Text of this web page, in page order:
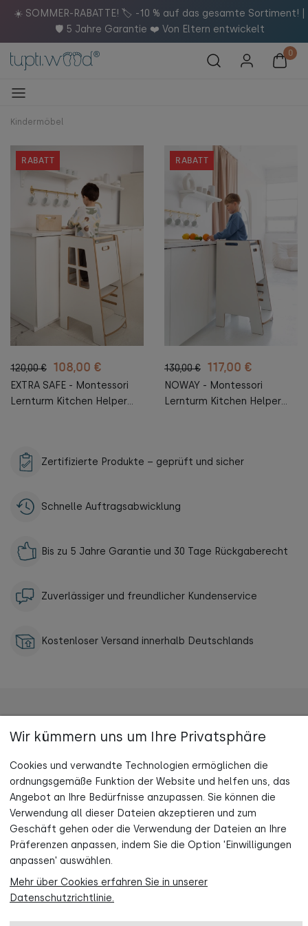
☀️ SOMMER-RABATTE! 🏷️ -10 % auf das gesamte Sortiment! |
🛡️ 5 Jahre Garantie ❤️ Von Eltern entwickelt
Kindermöbel
RABATT
120,00 € 108,00 €
EXTRA SAFE - Montessori
Lernturm Kitchen Helper
RABATT
130,00 € 117,00 €
NOWAY - Montessori
Lernturm Kitchen Helper
Zertifizierte Produkte – geprüft und sicher
Schnelle Auftragsabwicklung
Bis zu 5 Jahre Garantie und 30 Tage Rückgaberecht
Zuverlässiger und freundlicher Kundenservice
Kostenloser Versand innerhalb Deutschlands
TUPTI.WOOD
INFORMATION
MEIN KONTO
KONTAKT
Wir kümmern uns um Ihre Privatsphäre
Cookies und verwandte Technologien ermöglichen die
ordnungsgemäße Funktion der Website und helfen uns, das
Angebot an Ihre Bedürfnisse anzupassen. Sie können die
Verwendung all dieser Dateien akzeptieren und zum
Geschäft gehen oder die Verwendung der Dateien an Ihre
Präferenzen anpassen, indem Sie die Option 'Einwilligungen
anpassen' auswählen.
Mehr über Cookies erfahren Sie in unserer
Datenschutzrichtlinie.
Jetzt Newsletter abonnieren und
5 % Rabatt auf deine erste Bestellung sichern!
Jetzt beitreten
Datenschutzerklärung